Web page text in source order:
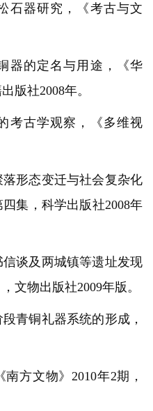
石器研究，《考古与文
器的定名与用途，《华
版社2008年。
考古学观察，《多维视
形态变迁与社会复杂化
集，科学出版社2008年
谈及两城镇等遗址发现
文物出版社2009年版。
青铜礼器系统的形成，
方文物》2010年2期，